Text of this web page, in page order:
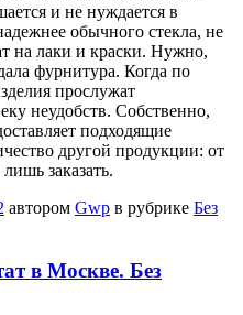
и не нуждается в
обычного стекла, не
на лаки и краски. Нужно,
фурнитура. Когда по
прослужат
неудобств. Собственно,
подходящие
другой продукции: от
заказать.
автором Gwp в рубрике Без
в Москве. Без